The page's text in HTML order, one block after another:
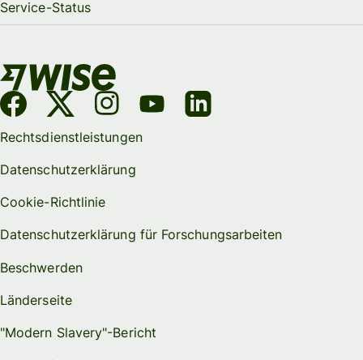
Service-Status
Rechtsdienstleistungen
Datenschutzerklärung
Cookie-Richtlinie
Datenschutzerklärung für Forschungsarbeiten
Beschwerden
Länderseite
"Modern Slavery"-Bericht